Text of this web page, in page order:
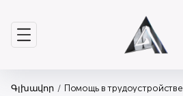
Գլխավոր Помощь в трудоустройстве